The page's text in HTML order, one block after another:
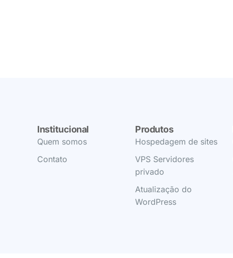
Institucional
Quem somos
Contato
Produtos
Hospedagem de sites
VPS Servidores
privado
Atualização do
WordPress